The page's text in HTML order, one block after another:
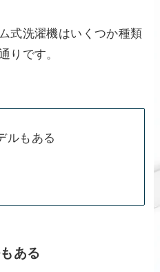
式洗濯機はいくつか種類
りです。
ルもある
ある